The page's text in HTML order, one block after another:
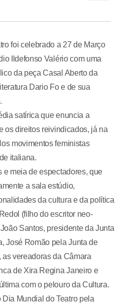
foi celebrado a 27 de Março
Ildefonso Valério com uma
da peça Casal Aberto da
Dario Fo e de sua
satírica que enuncia a
os direitos reivindicados, já na
movimentos feministas
italiana.
e meia de espectadores, que
a sala estúdio,
da cultura e da política
(filho do escritor neo-
Santos, presidente da Junta
José Romão pela Junta de
as vereadoras da Câmara
de Xira Regina Janeiro e
com o pelouro da Cultura.
Mundial do Teatro pela